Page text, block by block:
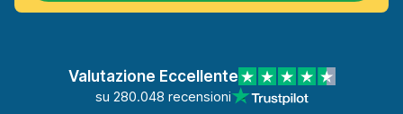
Valutazione Eccellente
su 280.048 recensioni